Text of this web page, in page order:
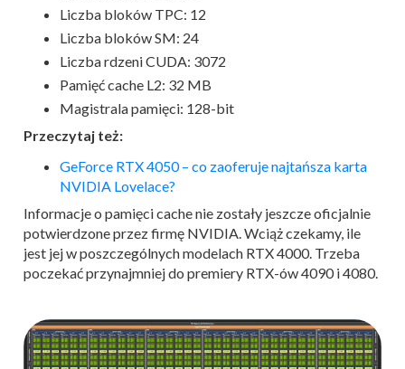
Liczba bloków TPC: 12
Liczba bloków SM: 24
Liczba rdzeni CUDA: 3072
Pamięć cache L2: 32 MB
Magistrala pamięci: 128-bit
Przeczytaj też:
GeForce RTX 4050 – co zaoferuje najtańsza karta
NVIDIA Lovelace?
Informacje o pamięci cache nie zostały jeszcze oficjalnie
potwierdzone przez firmę NVIDIA. Wciąż czekamy, ile
jest jej w poszczególnych modelach RTX 4000. Trzeba
poczekać przynajmniej do premiery RTX-ów 4090 i 4080.